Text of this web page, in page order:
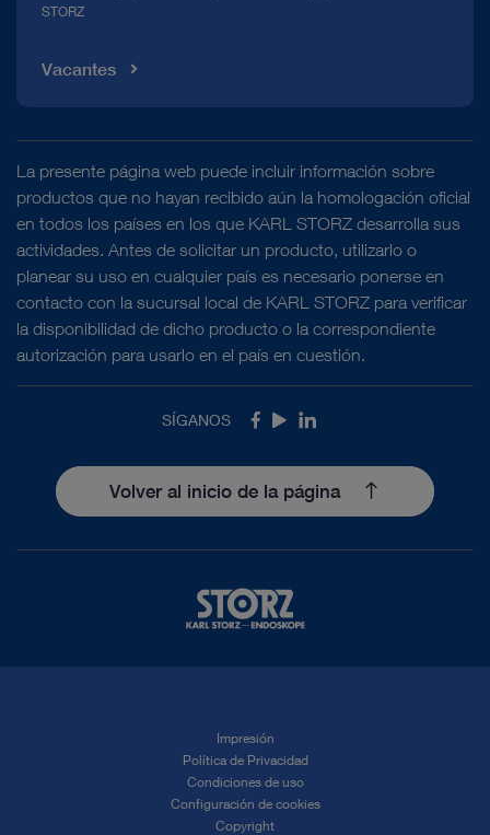
STORZ
Vacantes
La presente página web puede incluir información sobre
productos que no hayan recibido aún la homologación oficial
en todos los países en los que KARL STORZ desarrolla sus
actividades. Antes de solicitar un producto, utilizarlo o
planear su uso en cualquier país es necesario ponerse en
contacto con la sucursal local de KARL STORZ para verificar
la disponibilidad de dicho producto o la correspondiente
autorización para usarlo en el país en cuestión.
SÍGANOS Facebook
YoutubeLinkedIn
Volver al inicio de la página
Impresión
Política de Privacidad
Condiciones de uso
Configuración de cookies
Copyright